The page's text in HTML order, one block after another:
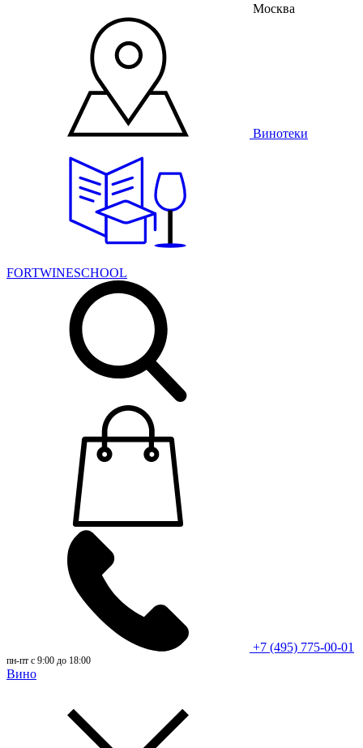
Москва
Винотеки
FORTWINESCHOOL
+7 (495) 775-00-01
пн-пт с 9:00 до 18:00
Вино